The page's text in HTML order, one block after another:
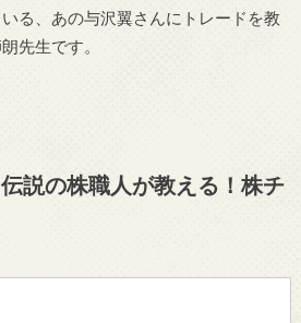
る、あの与沢翼さんにトレードを教
先生です。
説の株職人が教える！株チ